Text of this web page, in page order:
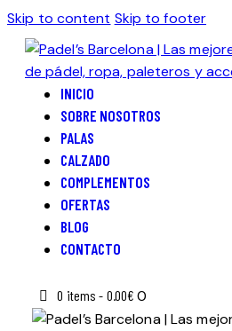
Skip to content Skip to footer
INICIO
SOBRE NOSOTROS
PALAS
CALZADO
COMPLEMENTOS
OFERTAS
BLOG
CONTACTO
0 items - 0.00€ 0